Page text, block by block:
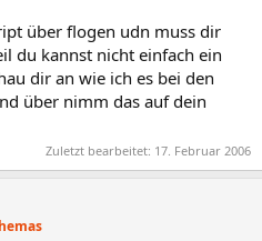
über flogen udn muss dir
du kannst nicht einfach ein
dir an wie ich es bei den
über nimm das auf dein
Zuletzt bearbeitet: 17. Februar 2006